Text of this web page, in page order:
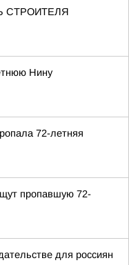
СТРОИТЕЛЯ
Нину
72-летняя
пропавшую 72-
для россиян